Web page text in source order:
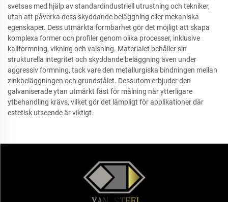
svetsas med hjälp av standardindustriell utrustning och tekniker,
utan att påverka dess skyddande beläggning eller mekaniska
egenskaper. Dess utmärkta formbarhet gör det möjligt att skapa
komplexa former och profiler genom olika processer, inklusive
kallformning, vikning och valsning. Materialet behåller sin
strukturella integritet och skyddande beläggning även under
aggressiv formning, tack vare den metallurgiska bindningen mellan
zinkbeläggningen och grundstålet. Dessutom erbjuder den
galvaniserade ytan utmärkt fäst för målning när ytterligare
ytbehandling krävs, vilket gör det lämpligt för applikationer där
estetisk utseende är viktigt.